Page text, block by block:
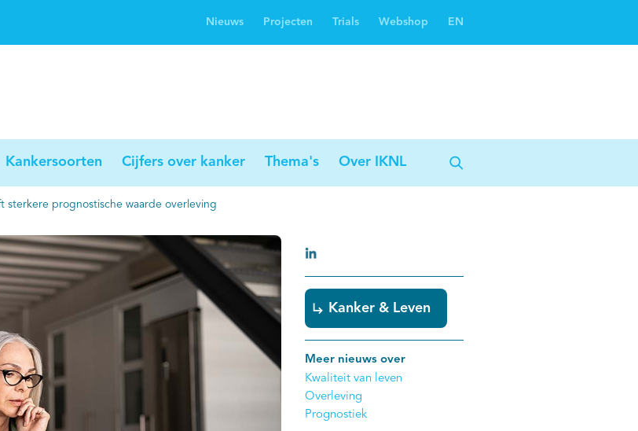
Nieuws Projecten Trials Webshop EN
Kankersoorten Cijfers over kanker Thema's Over IKNL
sterkere prognostische waarde overleving
Kanker & Leven
Meer nieuws over
Kwaliteit van leven
Overleving
Prognostiek